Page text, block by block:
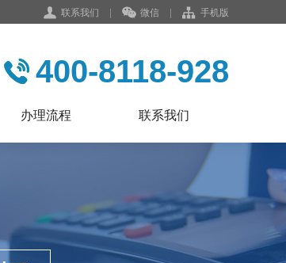
联系我们 | 微信 | 手机版
400-8118-928
办理流程 联系我们